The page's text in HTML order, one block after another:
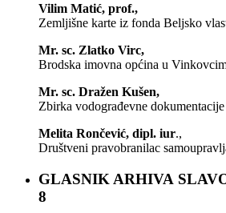
Vilim Matić, prof.,
Zemljišne karte iz fonda Beljsko
Mr. sc. Zlatko Virc,
Brodska imovna općina u
Mr. sc. Dražen Kušen,
Zbirka vodograđevne dokumentacije
Melita Rončević, dipl. iur.,
Društveni pravobranilac
GLASNIK ARHIVA
8